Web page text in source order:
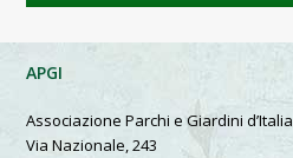
APGI
Associazione Parchi e Giardini d’Italia
Via Nazionale, 243